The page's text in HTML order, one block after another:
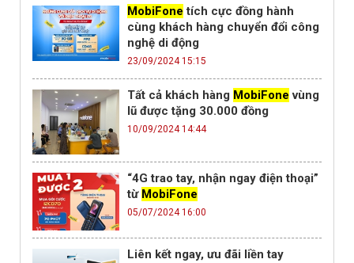
MobiFone tích cực đồng hành
cùng khách hàng chuyển đổi công
nghệ di động
23/09/2024 15:15
Tất cả khách hàng MobiFone vùng
lũ được tặng 30.000 đồng
10/09/2024 14:44
“4G trao tay, nhận ngay điện thoại”
từ MobiFone
05/07/2024 16:00
Liên kết ngay, ưu đãi liền tay